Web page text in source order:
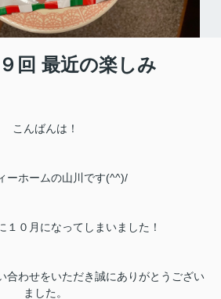
回 最近の楽しみ
こんばんは！
ーホームの山川です(^^)/
１０月になってしまいました！
合わせをいただき誠にありがとうござい
ました。